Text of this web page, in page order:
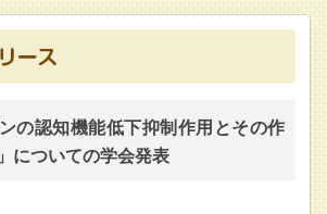
の認知機能低下抑制作用とその作
についての学会発表